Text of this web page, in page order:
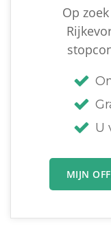
Op
U
MIJN